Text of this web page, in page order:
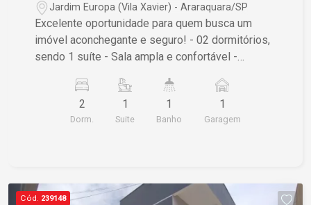
Jardim Europa (Vila Xavier) - Araraquara/SP
Excelente oportunidade para quem busca um
imóvel aconchegante e seguro! - 02 dormitórios,
sendo 1 suíte - Sala ampla e confortável -
coberta na garagem - Quintal pequeno e funcional
Diferenciais de segurança: - Portão eletrônico -
Cerca elétrica - Câmera de monitoramento -
agende uma visita!
2
Dorm.
1
Suite
1
Banho
1
Garagem
Cód. 239148